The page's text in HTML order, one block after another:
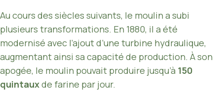
Au cours des siècles suivants, le moulin a subi
plusieurs transformations. En 1880, il a été
modernisé avec l’ajout d’une turbine hydraulique,
augmentant ainsi sa capacité de production. À son
apogée, le moulin pouvait produire jusqu’à 150
quintauxde farine par jour.